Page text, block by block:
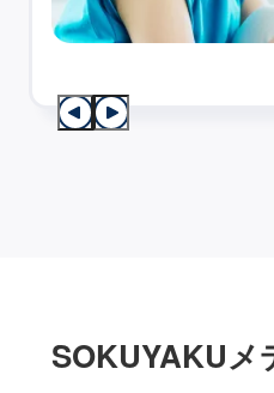
SOKUYAKU